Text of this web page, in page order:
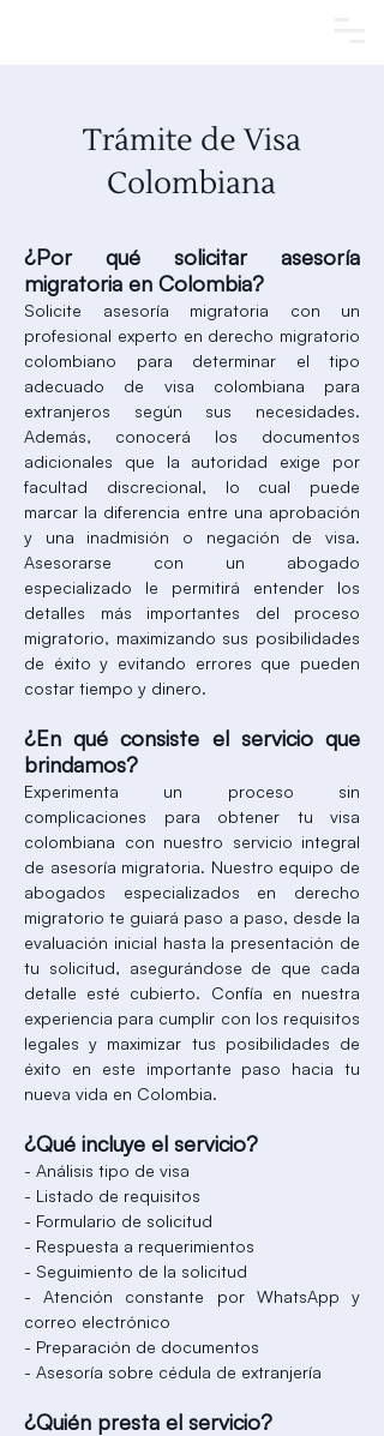
Trámite de Visa
Colombiana
¿Por qué solicitar asesoría
migratoria en Colombia?
Solicite asesoría migratoria con un
profesional experto en derecho migratorio
colombiano para determinar el tipo
adecuado de visa colombiana para
extranjeros según sus necesidades.
Además, conocerá los documentos
adicionales que la autoridad exige por
facultad discrecional, lo cual puede
marcar la diferencia entre una aprobación
y una inadmisión o negación de visa.
Asesorarse con un abogado
especializado le permitirá entender los
detalles más importantes del proceso
migratorio, maximizando sus posibilidades
de éxito y evitando errores que pueden
costar tiempo y dinero.
¿En qué consiste el servicio que
brindamos?
Experimenta un proceso sin
complicaciones para obtener tu visa
colombiana con nuestro servicio integral
de asesoría migratoria. Nuestro equipo de
abogados especializados en derecho
migratorio te guiará paso a paso, desde la
evaluación inicial hasta la presentación de
tu solicitud, asegurándose de que cada
detalle esté cubierto. Confía en nuestra
experiencia para cumplir con los requisitos
legales y maximizar tus posibilidades de
éxito en este importante paso hacia tu
nueva vida en Colombia.
¿Qué incluye el servicio?
- Análisis tipo de visa
- Listado de requisitos
- Formulario de solicitud
- Respuesta a requerimientos
- Seguimiento de la solicitud
- Atención constante por WhatsApp y
correo electrónico
- Preparación de documentos
- Asesoría sobre cédula de extranjería
¿Quién presta el servicio?